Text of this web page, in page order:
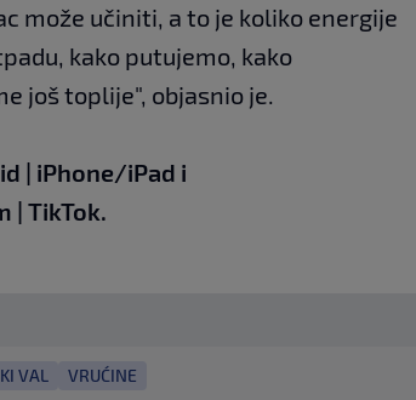
može učiniti, a to je koliko energije
kako putujemo, kako
još toplije", objasnio je.
| iPhone/iPad i
| TikTok.
VAL VRUĆINE